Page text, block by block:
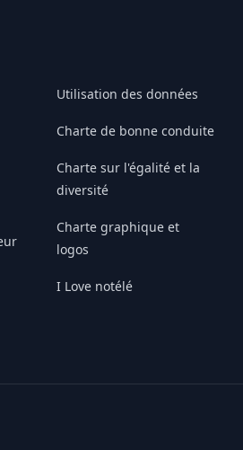
Utilisation des données
Charte de bonne conduite
Charte sur l'égalité et la
diversité
Charte graphique et
logos
I Love notélé